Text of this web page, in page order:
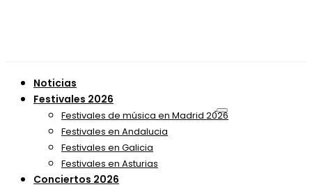
Noticias
Festivales 2026
Festivales de música en Madrid 2026
Festivales en Andalucia
Festivales en Galicia
Festivales en Asturias
Conciertos 2026